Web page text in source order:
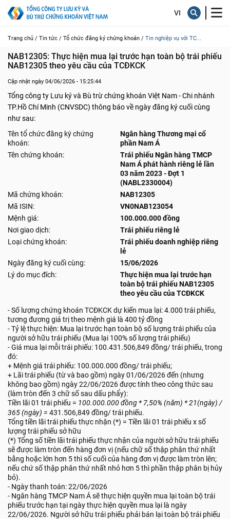
Trang chủ / Tin tức / Tổ chức đăng ký chứng khoán / Tin nghiệp vụ với TC...
NAB12305: Thực hiện mua lại trước hạn toàn bộ trái phiếu
NAB12305 theo yêu cầu của TCĐKCK
Cập nhật ngày 04/06/2026 - 15:25:44
Tổng công ty Lưu ký và Bù trừ chứng khoán Việt Nam - Chi nhánh
TP.Hồ Chí Minh (CNVSDC) thông báo về ngày đăng ký cuối cùng
như sau:
Tên tổ chức đăng ký chứng
khoán:
Ngân hàng Thương mại cổ
phần Nam Á
Tên chứng khoán:
Trái phiếu Ngân hàng TMCP
Nam Á phát hành riêng lẻ lần
03 năm 2023 - Đợt 1
(NABL2330004)
Mã chứng khoán:
NAB12305
Mã ISIN:
VN0NAB123054
Mệnh giá:
100.000.000 đồng
Nơi giao dịch:
Trái phiếu riêng lẻ
Loại chứng khoán:
Trái phiếu doanh nghiệp riêng
lẻ
Ngày đăng ký cuối cùng:
15/06/2026
Lý do mục đích:
Thực hiện mua lại trước hạn
toàn bộ trái phiếu NAB12305
theo yêu cầu của TCĐKCK
- Số lượng chứng khoán TCĐKCK dự kiến mua lại: 4.000 trái phiếu,
tương đương giá trị theo mệnh giá là 400 tỷ đồng
- Tỷ lệ thực hiện: Mua lại trước hạn toàn bộ số lượng trái phiếu của
người sở hữu trái phiếu (Mua lại 100% số lượng trái phiếu)
- Giá mua lại mỗi trái phiếu: 100.431.506,849 đồng/ trái phiếu, trong
đó:
+ Mệnh giá trái phiếu: 100.000.000 đồng/ trái phiếu;
+ Lãi trái phiếu (từ và bao gồm) ngày 01/06/2026 đến (nhưng
không bao gồm) ngày 22/06/2026 được tính theo công thức sau
(làm tròn đến 3 chữ số sau dấu phẩy):
Tiền lãi 01 trái phiếu = 100.000.000đồng *7,50% (năm) * 21(ngày) /
365 (ngày) = 431.506,849 đồng/ trái phiếu.
Tổng tiền lãi trái phiếu thực nhận (*) = Tiền lãi 01 trái phiếu x số
lượng trái phiếu sở hữu
(*) Tổng số tiền lãi trái phiếu thực nhận của người sở hữu trái phiếu
sẽ được làm tròn đến hàng đơn vị (nếu chữ số thập phân thứ nhất
bằng hoặc lớn hơn 5 thì số cuối của hàng đơn vị được làm tròn lên;
nếu chứ số thập phân thứ nhất nhỏ hơn 5 thì phần thập phân bị hủy
bỏ).
- Ngày thanh toán: 22/06/2026
- Ngân hàng TMCP Nam Á sẽ thực hiện quyền mua lại toàn bộ trái
phiếu trước hạn tại ngày thực hiện quyền mua lại là ngày
22/06/2026. Người sở hữu trái phiếu phải bán lại toàn bộ trái phiếu